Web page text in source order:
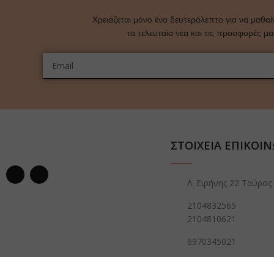
Χρειάζεται μόνο ένα δευτερόλεπτο για να
τα τελευταία νέα και τις προσφορές
ΣΤΟΙΧΕΙΑ
Λ. Ειρήνης 22
2104832565
2104810621
6970345021